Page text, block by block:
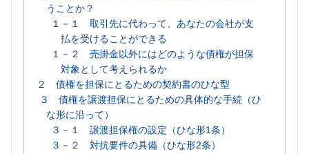
うことか？
１－１ 取引先に代わって、あなたの会社が支
払を受けることができる
１－２ 売掛金以外にはどのような債権が担保
対象として考えられるか
２ 債権を担保にとるための契約書のひな型
３ 債権を譲渡担保にとるための具体的な手続（ひ
な形に沿って）
３－１ 譲渡担保権の設定（ひな形1条）
３－２ 対抗要件の具備（ひな形2条）